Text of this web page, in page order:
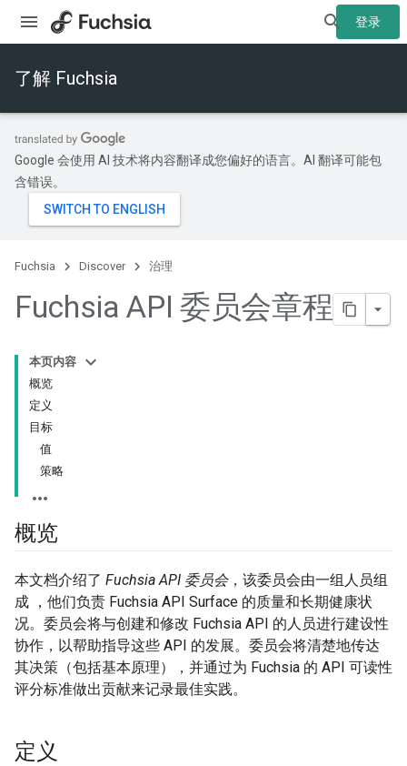
登录
了解 Fuchsia
Google 会使用 AI 技术将内容翻译成您偏好的语言。AI 翻译可能包
含错误。
Fuchsia Discover 治理
Fuchsia API 委员会章程
本页内容
概览
定义
目标
值
策略
概览
本文档介绍了 Fuchsia API 委员会，该委员会由一组人员组
成 ，他们负责 Fuchsia API Surface 的质量和长期健康状
况。委员会将与创建和修改 Fuchsia API 的人员进行建设性
协作，以帮助指导这些 API 的发展。委员会将清楚地传达
其决策（包括基本原理），并通过为 Fuchsia 的 API 可读性
评分标准做出贡献来记录最佳实践。
定义